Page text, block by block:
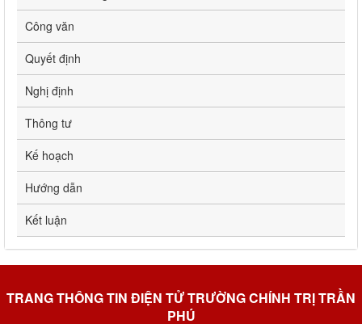
Công văn
Quyết định
Nghị định
Thông tư
Kế hoạch
Hướng dẫn
Kết luận
TRANG THÔNG TIN ĐIỆN TỬ TRƯỜNG CHÍNH TRỊ TRẦN
PHÚ